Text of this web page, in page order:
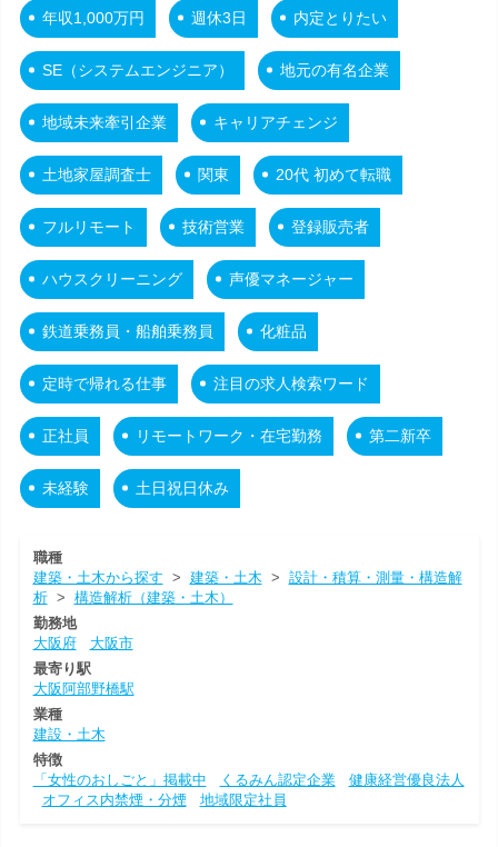
年収1,000万円 週休3日 内定とりたい
SE（システムエンジニア） 地元の有名企業
地域未来牽引企業 キャリアチェンジ
土地家屋調査士 関東 20代 初めて転職
フルリモート 技術営業 登録販売者
ハウスクリーニング 声優マネージャー
鉄道乗務員・船舶乗務員 化粧品
定時で帰れる仕事 注目の求人検索ワード
正社員 リモートワーク・在宅勤務 第二新卒
未経験 土日祝日休み
職種
建築・土木から探す > 建築・土木 > 設計・積算・測量・構造解
析> 構造解析（建築・土木）
勤務地
大阪府
大阪市
最寄り駅
大阪阿部野橋駅
業種
建設・土木
特徴
「女性のおしごと」掲載中
くるみん認定企業
健康経営優良法人
オフィス内禁煙・分煙
地域限定社員